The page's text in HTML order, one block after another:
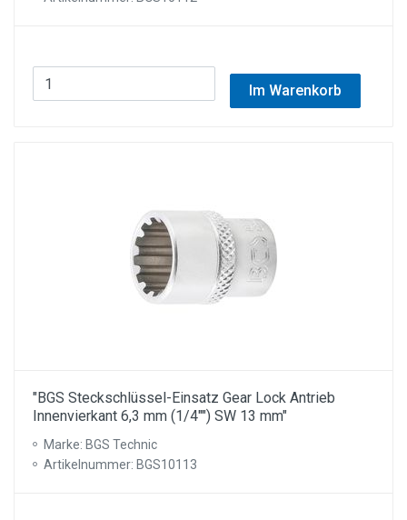
Im Warenkorb
"BGS Steckschlüssel-Einsatz Gear Lock Antrieb
Innenvierkant 6,3 mm (1/4"") SW 13 mm"
Marke: BGS Technic
Artikelnummer: BGS10113